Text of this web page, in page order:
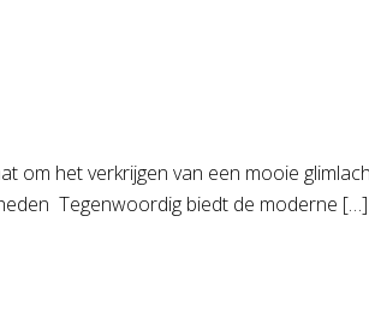
om het verkrijgen van een mooie
Tegenwoordig biedt de moderne […]